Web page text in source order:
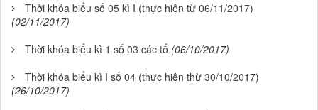
Thời khóa biểu số 05 kì I (thực hiện từ 06/11/2017)
(02/11/2017)
Thời khóa biểu kì 1 số 03 các tổ (06/10/2017)
Thời khóa biểu kì I số 04 (thực hiện thừ 30/10/2017)
(26/10/2017)